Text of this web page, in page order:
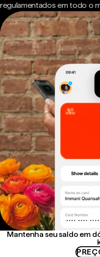
regulamentados em todo o
Mantenha seu saldo em